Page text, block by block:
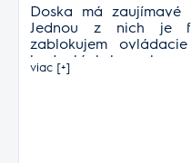
Doska má
Jednou z nich je
zablokujem
hodnotách bez obavy,
detí. Doska nahrieva
popálenia.
viac [+]